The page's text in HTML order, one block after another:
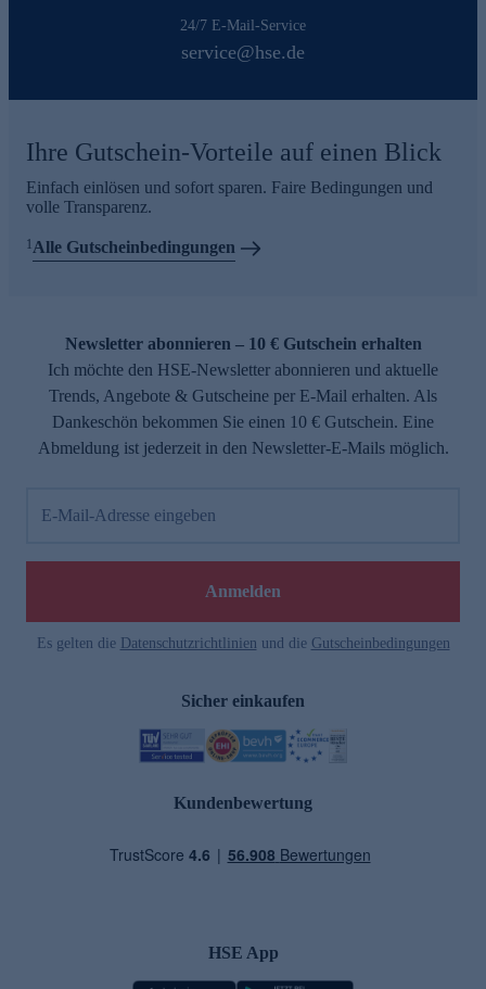
24/7 E-Mail-Service
service@hse.de
Ihre Gutschein-Vorteile auf einen Blick
Einfach einlösen und sofort sparen. Faire Bedingungen und
volle Transparenz.
1 Alle Gutscheinbedingungen
Newsletter abonnieren – 10 € Gutschein erhalten
Ich möchte den HSE-Newsletter abonnieren und aktuelle
Trends, Angebote & Gutscheine per E-Mail erhalten. Als
Dankeschön bekommen Sie einen 10 € Gutschein. Eine
Abmeldung ist jederzeit in den Newsletter-E-Mails möglich.
E-Mail-Adresse eingeben
Anmelden
Es gelten die Datenschutzrichtlinien und die Gutscheinbedingungen
Sicher einkaufen
Kundenbewertung
HSE App